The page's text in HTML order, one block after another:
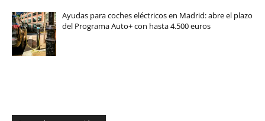
Ayudas para coches eléctricos en Madrid: abre el plazo
del Programa Auto+ con hasta 4.500 euros